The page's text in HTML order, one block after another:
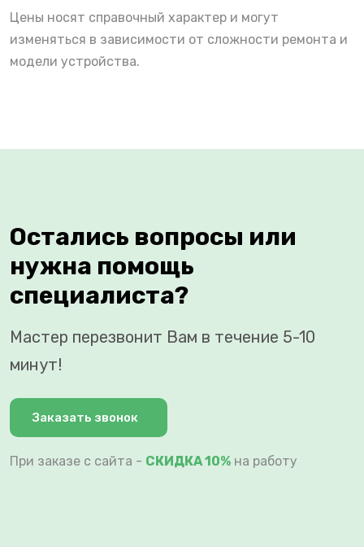
Цены носят справочный характер и могут
изменяться в зависимости от сложности ремонта и
модели устройства.
Остались вопросы или
нужна помощь
специалиста?
Мастер перезвонит Вам в течение 5-10
минут!
Заказать звонок
При заказе с сайта - СКИДКА 10% на работу